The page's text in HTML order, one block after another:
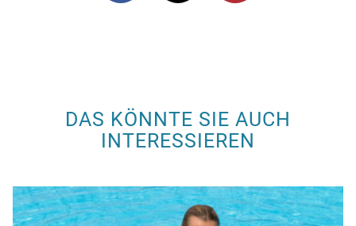
DAS KÖNNTE SIE AUCH
INTERESSIEREN